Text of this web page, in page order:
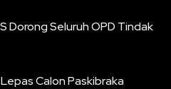
Dorong Seluruh OPD Tindak
Calon Paskibraka